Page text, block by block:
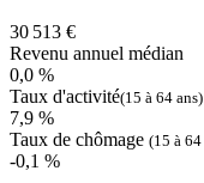
30 513 €
Revenu annuel médian
0,0 %
Taux d'activité(15 à 64 ans)
7,9 %
Taux de chômage (15 à 64
-0,1 %